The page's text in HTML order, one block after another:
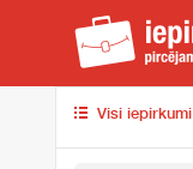
Visi iepirkumi